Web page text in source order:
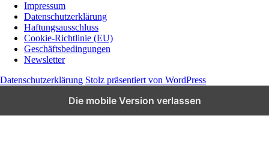
Wissen und News zu KI, Social Media und
Co.
Impressum
Datenschutzerklärung
Haftungsausschluss
Cookie-Richtlinie (EU)
Geschäftsbedingungen
Newsletter
Datenschutzerklärung Stolz präsentiert von WordPress
Die mobile Version verlassen